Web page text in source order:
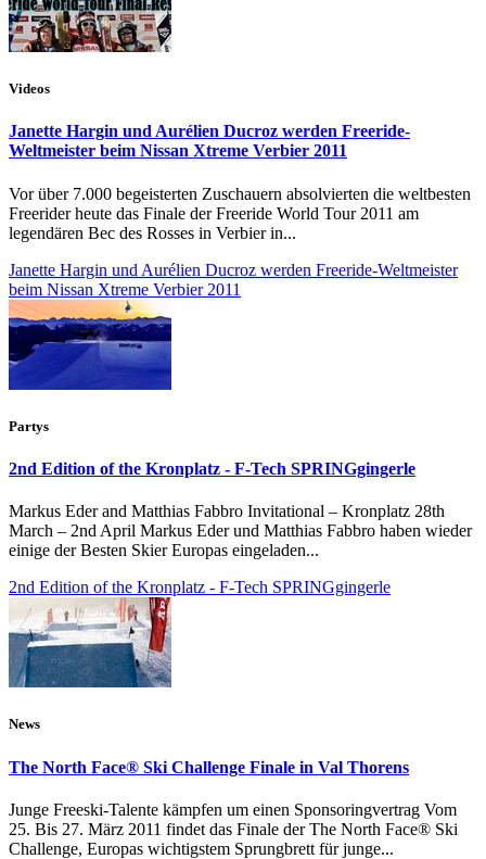
Videos
Janette Hargin und Aurélien Ducroz werden Freeride-
Weltmeister beim Nissan Xtreme Verbier 2011
Vor über 7.000 begeisterten Zuschauern absolvierten die weltbesten
Freerider heute das Finale der Freeride World Tour 2011 am
legendären Bec des Rosses in Verbier in...
Janette Hargin und Aurélien Ducroz werden Freeride-Weltmeister
beim Nissan Xtreme Verbier 2011
Partys
2nd Edition of the Kronplatz - F-Tech SPRINGgingerle
Markus Eder and Matthias Fabbro Invitational – Kronplatz 28th
March – 2nd April Markus Eder und Matthias Fabbro haben wieder
einige der Besten Skier Europas eingeladen...
2nd Edition of the Kronplatz - F-Tech SPRINGgingerle
News
The North Face® Ski Challenge Finale in Val Thorens
Junge Freeski-Talente kämpfen um einen Sponsoringvertrag Vom
25. Bis 27. März 2011 findet das Finale der The North Face® Ski
Challenge, Europas wichtigstem Sprungbrett für junge...